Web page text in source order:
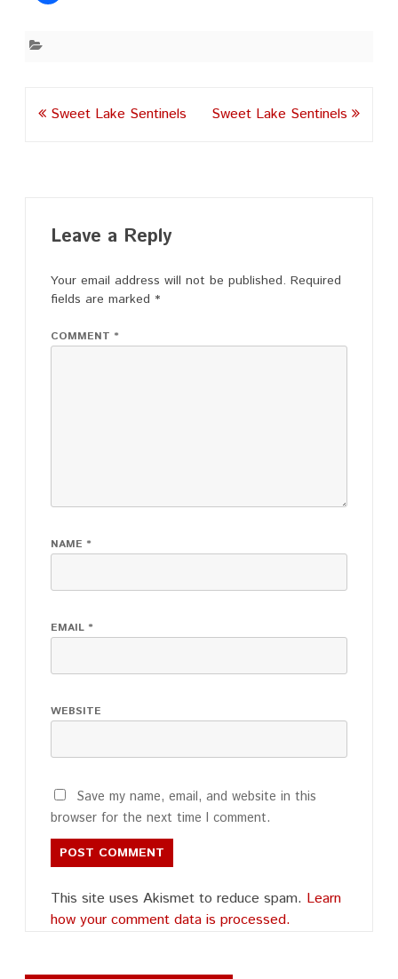
PostSweet Lake Sentinels Sweet Lake Sentinels
Leave a Reply
Your email address will not be published. Required
fields are marked *
COMMENT *
NAME *
EMAIL *
WEBSITE
Save my name, email, and website in this
browser for the next time I comment.
This site uses Akismet to reduce spam. Learn
how your comment data is processed.